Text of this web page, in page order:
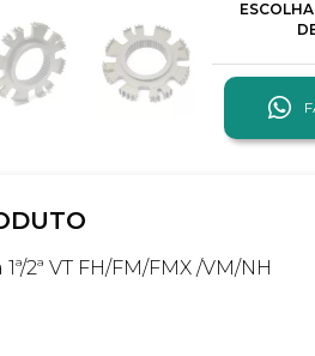
2ª VT FH/FM/FMX /VM/NH